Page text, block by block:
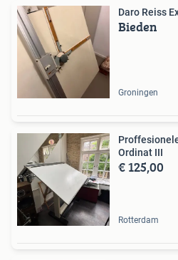
Daro Reiss
Bieden
Groningen
Ordinat III
€ 125,00
Rotterdam